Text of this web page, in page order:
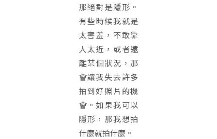
那絕對是隱形。
有些時候我就是
太害羞，不敢靠
人太近，或者遠
離某個狀況，那
會讓我失去許多
拍到好照片的機
會。如果我可以
隱形，那我想拍
什麼就拍什麼。